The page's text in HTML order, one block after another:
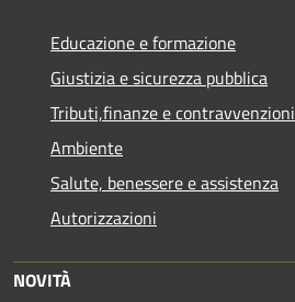
Educazione e formazione
Giustizia e sicurezza pubblica
Tributi,finanze e contravvenzioni
Ambiente
Salute, benessere e assistenza
Autorizzazioni
NOVITÀ